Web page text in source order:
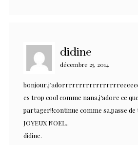
didine
décembre 25, 2014
es trop cool comme nana,j’adore ce
partager!!continue comme sa.passe
JOYEUX NOEL..
didine.